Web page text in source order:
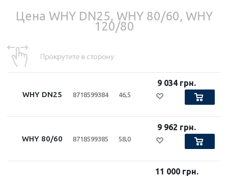
Цена WHY DN25, WHY 80/60, WHY
120/80
WHY DN25 8718599384 46,5
9 034 грн.
WHY 80/60 8718599385 58,0
9 962 грн.
11 000 грн.